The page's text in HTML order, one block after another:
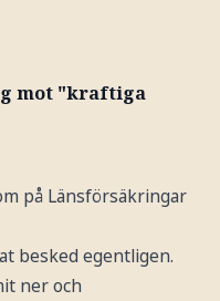
mot "kraftiga
på Länsförsäkringar
besked egentligen.
ner och